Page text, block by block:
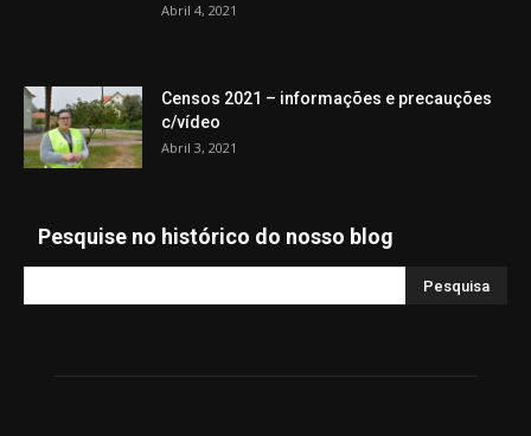
Abril 4, 2021
Censos 2021 – informações e precauções
c/vídeo
Abril 3, 2021
Pesquise no histórico do nosso blog